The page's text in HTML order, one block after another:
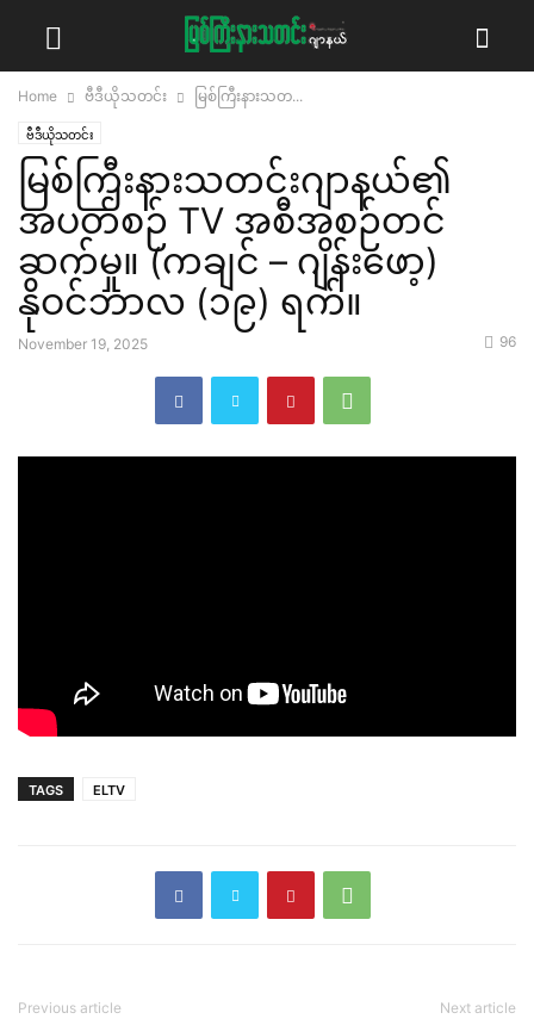
Home ဗီဒီယိုသတင်း မြစ်ကြီးနားသတ...
ဗီဒီယိုသတင်း
မြစ်ကြီးနားသတင်းဂျာနယ်၏
အပတ်စဉ် TV အစီအစဉ်တင်
ဆက်မှု။ (ကချင် – ဂျိန်းဖော့)
နိုဝင်ဘာလ (၁၉) ရက်။
November 19, 2025 96
TAGS ELTV
Previous article Next article